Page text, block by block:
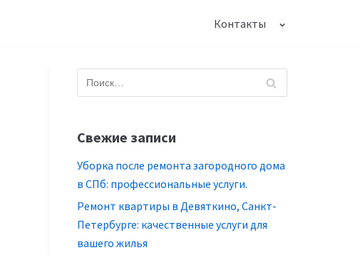
Контакты
Свежие записи
Уборка после ремонта загородного дома
в СПб: профессиональные услуги.
Ремонт квартиры в Девяткино, Санкт-
Петербурге: качественные услуги для
вашего жилья